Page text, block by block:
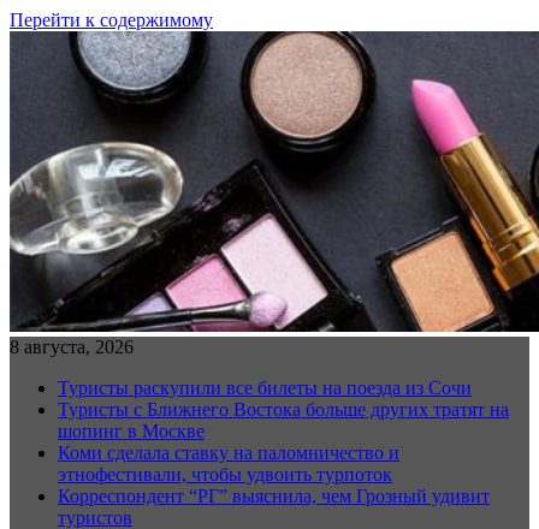
Перейти к содержимому
8 августа, 2026
Туристы раскупили все билеты на поезда из Сочи
Туристы с Ближнего Востока больше других тратят на
шопинг в Москве
Коми сделала ставку на паломничество и
этнофестивали, чтобы удвоить турпоток
Корреспондент “РГ” выяснила, чем Грозный удивит
туристов